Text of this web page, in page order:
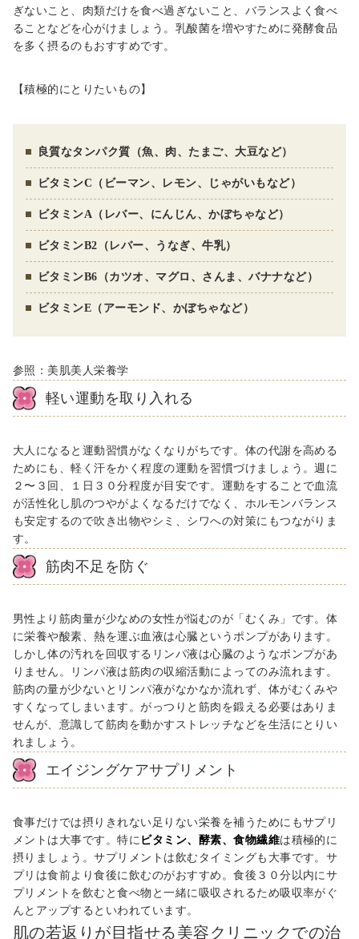
ぎないこと、肉類だけを食べ過ぎないこと、バランスよく食べ
ることなどを心がけましょう。乳酸菌を増やすために発酵食品
を多く摂るのもおすすめです。
【積極的にとりたいもの】
良質なタンパク質（魚、肉、たまご、大豆など）
ビタミンC（ビーマン、レモン、じゃがいもなど）
ビタミンA（レバー、にんじん、かぼちゃなど）
ビタミンB2（レバー、うなぎ、牛乳）
ビタミンB6（カツオ、マグロ、さんま、バナナなど）
ビタミンE（アーモンド、かぼちゃなど）
参照：美肌美人栄養学
軽い運動を取り入れる
大人になると運動習慣がなくなりがちです。体の代謝を高める
ためにも、軽く汗をかく程度の運動を習慣づけましょう。週に
２〜３回、１日３０分程度が目安です。運動をすることで血流
が活性化し肌のつやがよくなるだけでなく、ホルモンバランス
も安定するので吹き出物やシミ、シワへの対策にもつながりま
す。
筋肉不足を防ぐ
男性より筋肉量が少なめの女性が悩むのが「むくみ」です。体
に栄養や酸素、熱を運ぶ血液は心臓というポンプがあります。
しかし体の汚れを回収するリンパ液は心臓のようなポンプがあ
りません。リンパ液は筋肉の収縮活動によってのみ流れます。
筋肉の量が少ないとリンパ液がなかなか流れず、体がむくみや
すくなってしまいます。がっつりと筋肉を鍛える必要はありま
せんが、意識して筋肉を動かすストレッチなどを生活にとりい
れましょう。
エイジングケアサプリメント
食事だけでは摂りきれない足りない栄養を補うためにもサプリ
メントは大事です。特に ビタミン、酵素、食物繊維は積極的に
摂りましょう。サプリメントは飲むタイミングも大事です。サ
プリは食前より食後に飲むのがおすすめ。食後３０分以内にサ
プリメントを飲むと食べ物と一緒に吸収されるため吸収率がぐ
んとアップするといわれています。
肌の若返りが目指せる美容クリニックでの治